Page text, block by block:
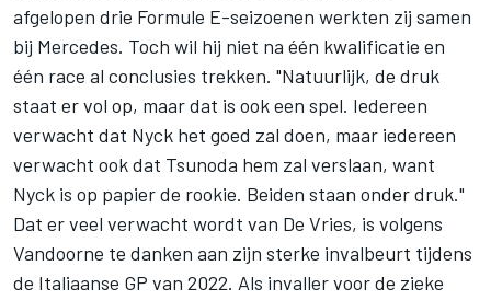
afgelopen drie Formule E-seizoenen werkten zij samen
bij Mercedes. Toch wil hij niet na één kwalificatie en
één race al conclusies trekken. "Natuurlijk, de druk
staat er vol op, maar dat is ook een spel. Iedereen
verwacht dat Nyck het goed zal doen, maar iedereen
verwacht ook dat Tsunoda hem zal verslaan, want
Nyck is op papier de rookie. Beiden staan onder druk."
Dat er veel verwacht wordt van De Vries, is volgens
Vandoorne te danken aan zijn sterke invalbeurt tijdens
de Italiaanse GP van 2022. Als invaller voor de zieke